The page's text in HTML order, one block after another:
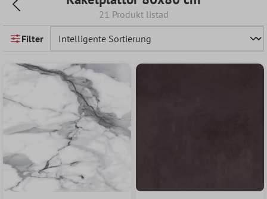
21 Produkt listad
Filter